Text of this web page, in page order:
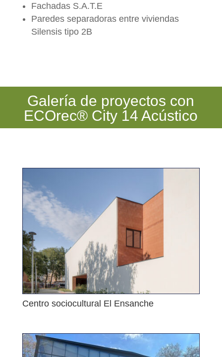
Fachadas S.A.T.E
Paredes separadoras entre viviendas
Silensis tipo 2B
Galería de proyectos con
ECOrec® City 14 Acústico
Centro sociocultural El Ensanche